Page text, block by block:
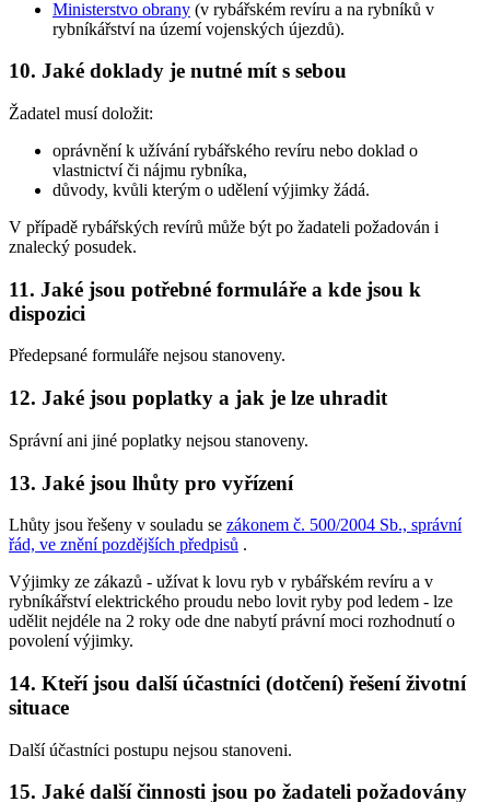
Ministerstvo obrany (v rybářském revíru a na rybníků v
rybníkářství na území vojenských újezdů).
10. Jaké doklady je nutné mít s sebou
Žadatel musí doložit:
oprávnění k užívání rybářského revíru nebo doklad o
vlastnictví či nájmu rybníka,
důvody, kvůli kterým o udělení výjimky žádá.
V případě rybářských revírů může být po žadateli požadován i
znalecký posudek.
11. Jaké jsou potřebné formuláře a kde jsou k
dispozici
Předepsané formuláře nejsou stanoveny.
12. Jaké jsou poplatky a jak je lze uhradit
Správní ani jiné poplatky nejsou stanoveny.
13. Jaké jsou lhůty pro vyřízení
Lhůty jsou řešeny v souladu se zákonem č. 500/2004 Sb., správní
řád, ve znění pozdějších předpisů .
Výjimky ze zákazů - užívat k lovu ryb v rybářském revíru a v
rybníkářství elektrického proudu nebo lovit ryby pod ledem - lze
udělit nejdéle na 2 roky ode dne nabytí právní moci rozhodnutí o
povolení výjimky.
14. Kteří jsou další účastníci (dotčení) řešení životní
situace
Další účastníci postupu nejsou stanoveni.
15. Jaké další činnosti jsou po žadateli požadovány